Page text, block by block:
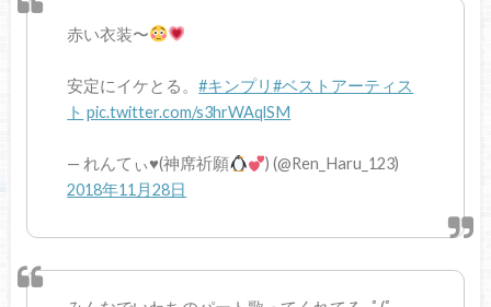
赤い衣装〜
安定にイケとる。#キンプリ#ベストアーティス
ト pic.twitter.com/s3hrWAqlSM
— れんてぃ♥(神席祈願
) (@Ren_Haru_123)
2018年11月28日